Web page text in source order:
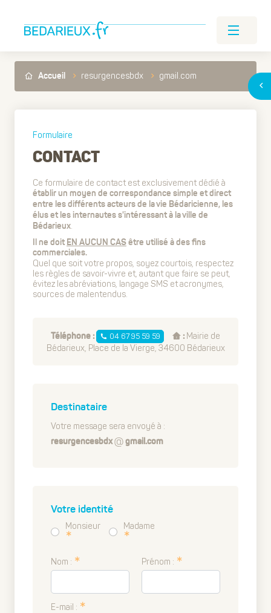
Accueil resurgencesbdx gmail.com
Formulaire
CONTACT
Ce formulaire de contact est exclusivement dédié à
établir un moyen de correspondance simple et direct
entre les différents acteurs de la vie Bédaricienne, les
élus et les internautes s'intéressant à la ville de
Bédarieux.
Il ne doit EN AUCUN CAS être utilisé à des fins
commerciales.
Quel que soit votre propos, soyez courtois, respectez
les règles de savoir-vivre et, autant que faire se peut,
évitez les abréviations, langage SMS et acronymes,
sources de malentendus.
Téléphone : 04 67 95 59 59 : Mairie de
Bédarieux, Place de la Vierge, 34600 Bédarieux
Destinataire
Votre message sera envoyé à :
resurgencesbdx gmail.com
Votre identité
Monsieur
Madame
Nom : Prénom :
E-mail :